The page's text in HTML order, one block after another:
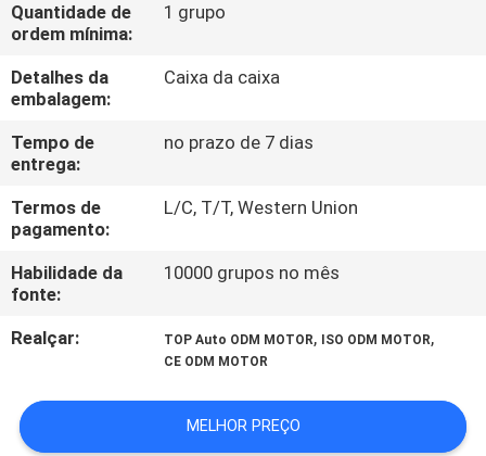
EXCURSÃO
DA
FÁBRICA
CONTROLE
DA
QUALIDADE
CONTACTE-
PEÇA
Quantidade de
ordem mínima:
1 grupo
Detalhes da
embalagem:
Caixa da caixa
Tempo de
entrega:
no prazo de 7 dias
Termos de
pagamento:
L/C, T/T, Western Union
Habilidade da
fonte:
10000 grupos no mês
Realçar: TOP Auto ODM MOTOR, ISO ODM MOTOR,
CE ODM MOTOR
MELHOR PREÇO